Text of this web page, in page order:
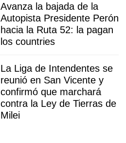
Avanza la bajada de la
Autopista Presidente Perón
hacia la Ruta 52: la pagan
los countries
La Liga de Intendentes se
reunió en San Vicente y
confirmó que marchará
contra la Ley de Tierras de
Milei